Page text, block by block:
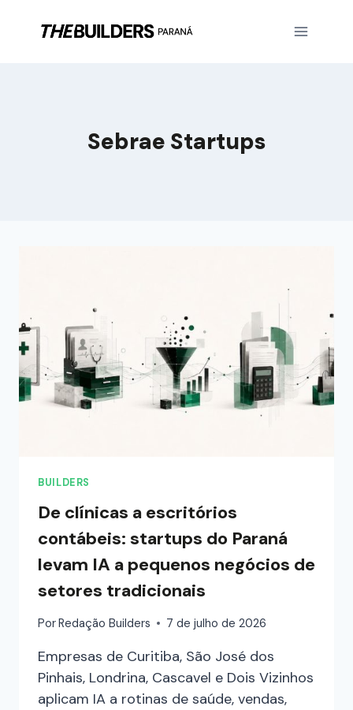
Sebrae Startups
BUILDERS
De clínicas a escritórios
contábeis: startups do Paraná
levam IA a pequenos negócios de
setores tradicionais
PorRedação Builders 7 de julho de 2026
Empresas de Curitiba, São José dos
Pinhais, Londrina, Cascavel e Dois Vizinhos
aplicam IA a rotinas de saúde, vendas,